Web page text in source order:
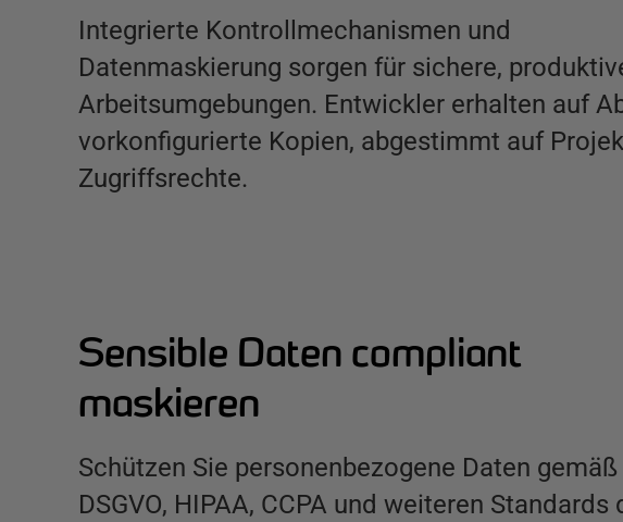
Integrierte Kontrollmechanismen und
Datenmaskierung sorgen für sichere,
Arbeitsumgebungen. Entwickler erhalten auf
vorkonfigurierte Kopien, abgestimmt auf
Zugriffsrechte.
Sensible Daten compliant
maskieren
Schützen Sie personenbezogene Daten gemäß
DSGVO, HIPAA, CCPA und weiteren Standards